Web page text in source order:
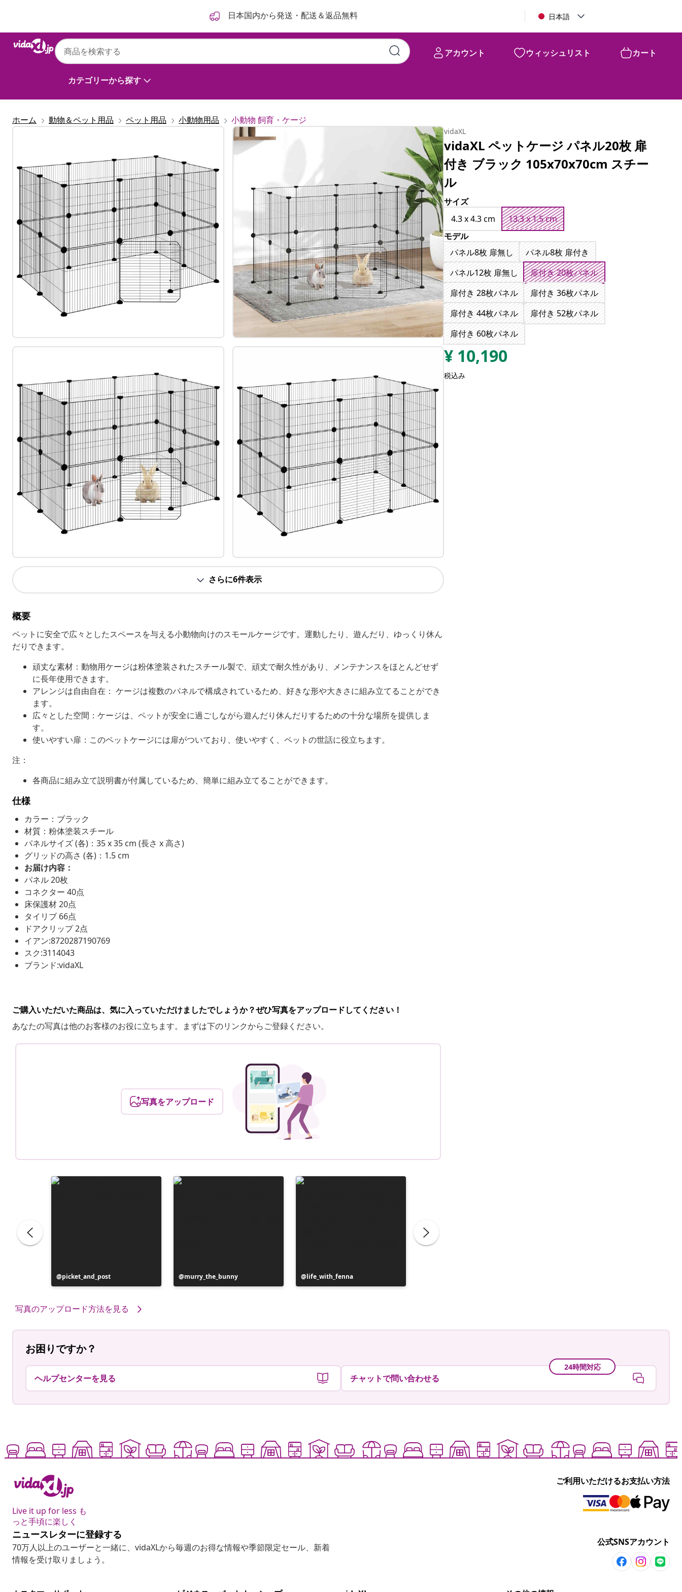
日本国内から発送・配送＆返品無料 日本語
カテゴリーから探す
アカウント ウィッシュリスト カート
vidaXL ¥ 10,190
ホーム 動物＆ペット用品 ペット用品 小動物用品 小動物 飼育・ケージ
さらに6件表示
概要
ペットに安全で広々としたスペースを与える小動物向けのスモールケージです。運動したり、遊んだり、ゆっくり休ん
だりできます。
頑丈な素材：動物用ケージは粉体塗装されたスチール製で、頑丈で耐久性があり、メンテナンスをほとんどせず
に長年使用できます。
アレンジは自由自在： ケージは複数のパネルで構成されているため、好きな形や大きさに組み立てることができ
ます。
広々とした空間：ケージは、ペットが安全に過ごしながら遊んだり休んだりするための十分な場所を提供しま
す。
使いやすい扉：このペットケージには扉がついており、使いやすく、ペットの世話に役立ちます。
注：
各商品に組み立て説明書が付属しているため、簡単に組み立てることができます。
仕様
カラー：ブラック
材質：粉体塗装スチール
パネルサイズ (各)：35 x 35 cm (長さ x 高さ)
グリッドの高さ (各)：1.5 cm
お届け内容：
パネル 20枚
コネクター 40点
床保護材 20点
タイリブ 66点
ドアクリップ 2点
イアン:8720287190769
スク:3114043
ブランド:vidaXL
ご購入いただいた商品は、気に入っていただけましたでしょうか？ぜひ写真をアップロードしてください！
あなたの写真は他のお客様のお役に立ちます。まずは下のリンクからご登録ください。
写真をアップロード
投
稿
picket_and_post
投
稿
murry_the_bunny
投
稿
life_with_fenna
写真のアップロード方法を見る
vidaXL
vidaXL ペットケージ パネル20枚 扉
付き ブラック 105x70x70cm スチー
ル
サイズ
4.3 x 4.3 cm
13.3 x 1.5 cm
モデル
パネル8枚 扉無し
パネル8枚 扉付き
パネル12枚 扉無し
扉付き 20枚パネル
扉付き 28枚パネル
扉付き 36枚パネル
扉付き 44枚パネル
扉付き 52枚パネル
扉付き 60枚パネル
¥ 10,190
税込み
お困りですか？
ヘルプセンターを見る
24時間対応
チャットで問い合わせる
Live it up for less も
っと手頃に楽しく
ご利用いただけるお支払い方法
ニュースレターに登録する
70万人以上のユーザーと一緒に、vidaXLから毎週のお得な情報や季節限定セール、新着
情報を受け取りましょう。
公式SNSアカウント